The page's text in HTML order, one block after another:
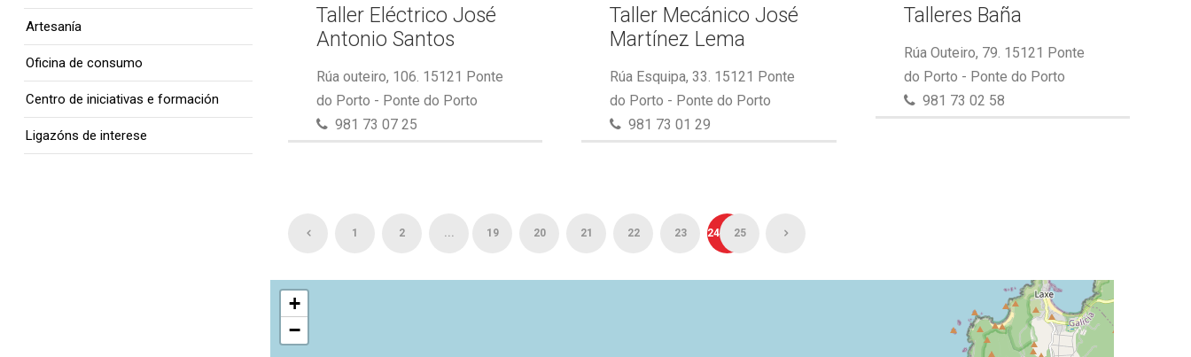
Taller Eléctrico José
Antonio Santos
Rúa outeiro, 106. 15121 Ponte
do Porto - Ponte do Porto
981 73 07 25
Taller Mecánico José
Martínez Lema
Rúa Esquipa, 33. 15121 Ponte
do Porto - Ponte do Porto
981 73 01 29
Talleres Baña
Rúa Outeiro, 79. 15121 Ponte
do Porto - Ponte do Porto
981 73 02 58
1 2 ... 19 20 21 22 23 24 25
+
−
Artesanía
Oficina de consumo
Centro de iniciativas e formación
Ligazóns de interese